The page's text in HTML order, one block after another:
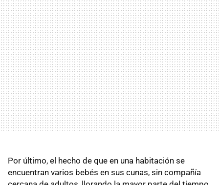
Por último, el hecho de que en una habitación se
encuentran varios bebés en sus cunas, sin compañía